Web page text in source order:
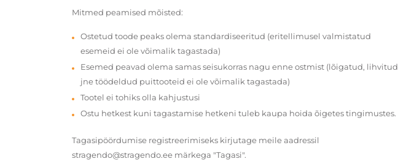
Mitmed peamised mõisted:
Ostetud toode peaks olema standardiseeritud (eritellimusel valmistatud
esemeid ei ole võimalik tagastada)
Esemed peavad olema samas seisukorras nagu enne ostmist (lõigatud, lihvitud
jne töödeldud puittooteid ei ole võimalik tagastada)
Tootel ei tohiks olla kahjustusi
Ostu hetkest kuni tagastamise hetkeni tuleb kaupa hoida õigetes tingimustes.
Tagasipöördumise registreerimiseks kirjutage meile aadressil
stragendo@stragendo.ee märkega "Tagasi".